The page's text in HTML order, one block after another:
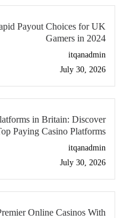
Payout Choices for UK
Gamers in 2024
itqanadmin
July 30, 2026
in Britain: Discover
Paying Casino Platforms
itqanadmin
July 30, 2026
Online Casinos With